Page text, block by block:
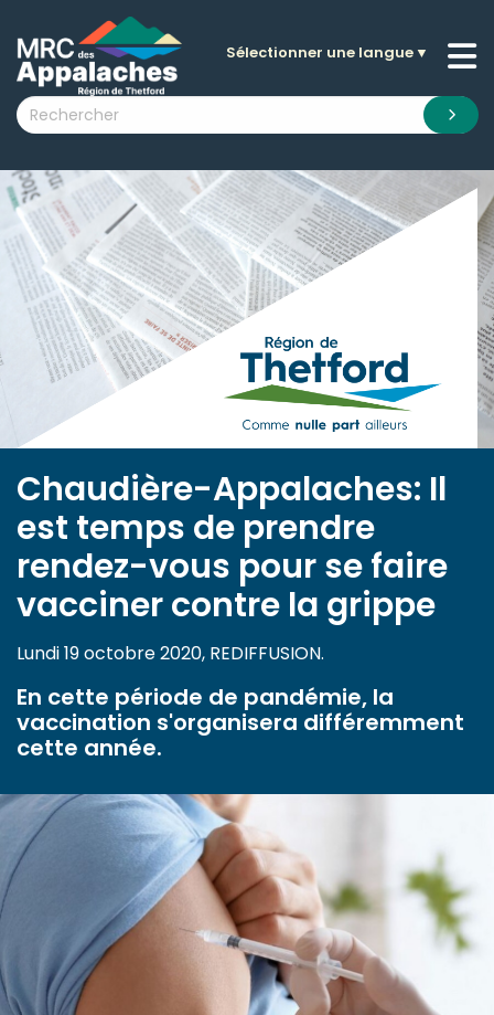
submenu (La MRC )
submenu (Citoyens )
submenu (Visiteurs )
submenu (Nouvelles )
submenu (Documentation )
Sélectionner une langue▼
Chaudière-Appalaches: Il
est temps de prendre
rendez-vous pour se faire
vacciner contre la grippe
Lundi 19 octobre 2020, REDIFFUSION.
En cette période de pandémie, la
vaccination s'organisera différemment
cette année.